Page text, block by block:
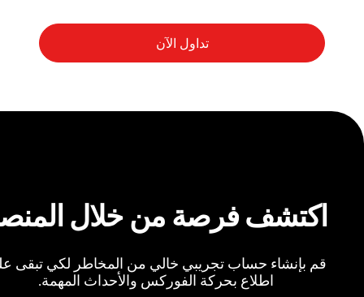
اكتشف فرصة من خلال
قم بإنشاء حساب تجريبي خالي من المخاطر لكي تبقى
اطلاع بحركة الفوركس والأحداث المهمة.